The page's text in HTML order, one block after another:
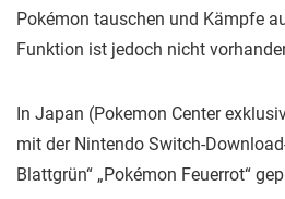
Pokémon tauschen und Kämpfe
Funktion ist jedoch nicht
In Japan (Pokemon Center
mit der Nintendo Switch-
Blattgrün“ „Pokémon Feuerrot“